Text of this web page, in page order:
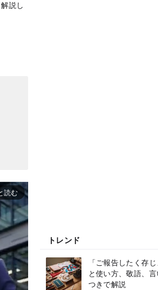
説し
読む
トレンド
「ご報告したく存
と使い方、敬語、
つきで解説